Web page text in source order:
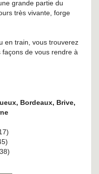
grande partie du
très vivante, forge
en train, vous trouverez
de vous rendre à
Bordeaux, Brive,